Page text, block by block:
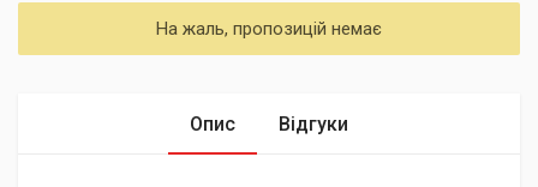
На жаль, пропозицій немає
Опис Відгуки